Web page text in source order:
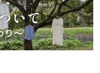
半袖 ワンピース